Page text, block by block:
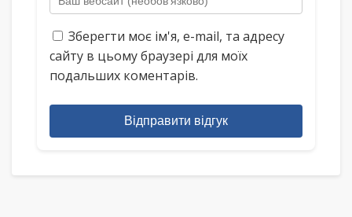
Зберегти моє ім'я, e-mail, та адресу
сайту в цьому браузері для моїх
подальших коментарів.
Відправити відгук